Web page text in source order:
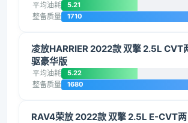
平均油耗 5.21
整备质量 1710
凌放HARRIER 2022款 双擎 2.5L CVT
驱豪华版
平均油耗 5.22
整备质量 1680
RAV4荣放 2022款 双擎 2.5L E-CVT两